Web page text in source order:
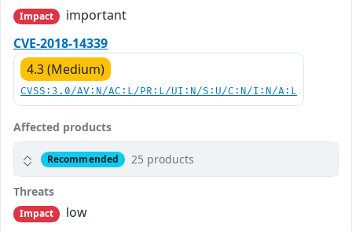
Impact
important
CVE-2018-14339
4.3 (Medium)
CVSS:3.0/AV:N/AC:L/PR:L/UI:N/S:U/C:N/I:N/A:L
Affected products
Recommended 25 products
Threats
Impact
low